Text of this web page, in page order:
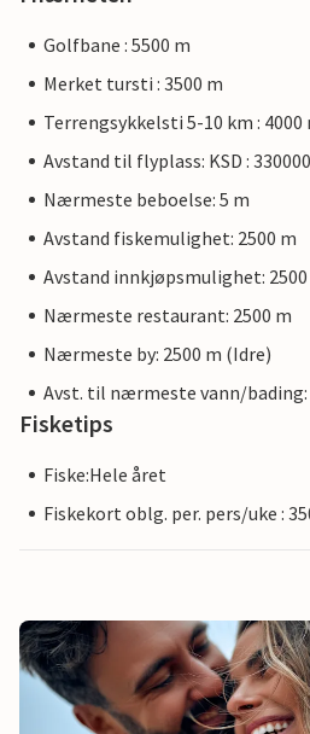
Golfbane : 5500 m
Merket tursti : 3500 m
Terrengsykkelsti 5-10 km : 4000
Avstand til flyplass: KSD :
Nærmeste beboelse: 5 m
Avstand fiskemulighet: 2500 m
Avstand innkjøpsmulighet:
Nærmeste restaurant: 2500 m
Nærmeste by: 2500 m (Idre)
Avst. til nærmeste vann/bading:
Fisketips
Fiske:Hele året
Fiskekort oblg. per. pers/uke :